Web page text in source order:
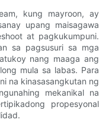
kung mayroon, ay
upang maisagawa
at pagkukumpuni.
sa pagsusuri sa mga
nang maaga ang
mula sa labas. Para
na kinasasangkutan ng
mekanikal na
propesyonal